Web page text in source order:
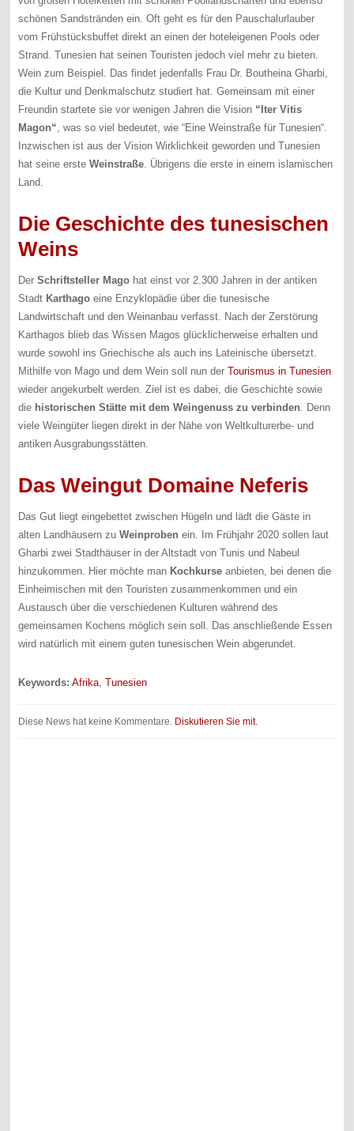
schönen Sandstränden ein. Oft geht es für den Pauschalurlauber
vom Frühstücksbuffet direkt an einen der hoteleigenen Pools oder
Strand. Tunesien hat seinen Touristen jedoch viel mehr zu bieten.
Wein zum Beispiel. Das findet jedenfalls Frau Dr. Boutheina Gharbi,
die Kultur und Denkmalschutz studiert hat. Gemeinsam mit einer
Freundin startete sie vor wenigen Jahren die Vision “Iter Vitis
Magon“, was so viel bedeutet, wie “Eine Weinstraße für Tunesien“.
Inzwischen ist aus der Vision Wirklichkeit geworden und Tunesien
hat seine ersteWeinstraße. Übrigens die erste in einem islamischen
Land.
Die Geschichte des tunesischen
Weins
DerSchriftsteller Mago hat einst vor 2.300 Jahren in der antiken
Stadt Karthago eine Enzyklopädie über die tunesische
Landwirtschaft und den Weinanbau verfasst. Nach der Zerstörung
Karthagos blieb das Wissen Magos glücklicherweise erhalten und
wurde sowohl ins Griechische als auch ins Lateinische übersetzt.
Mithilfe von Mago und dem Wein soll nun derTourismus in Tunesien
wieder angekurbelt werden. Ziel ist es dabei, die Geschichte sowie
die historischen Stätte mit dem Weingenuss zu verbinden. Denn
viele Weingüter liegen direkt in der Nähe von Weltkulturerbe- und
antiken Ausgrabungsstätten.
Das Weingut Domaine Neferis
Das Gut liegt eingebettet zwischen Hügeln und lädt die Gäste in
alten Landhäusern zuWeinproben ein. Im Frühjahr 2020 sollen laut
Gharbi zwei Stadthäuser in der Altstadt von Tunis und Nabeul
hinzukommen. Hier möchte man Kochkurse anbieten, bei denen die
Einheimischen mit den Touristen zusammenkommen und ein
Austausch über die verschiedenen Kulturen während des
gemeinsamen Kochens möglich sein soll. Das anschließende Essen
wird natürlich mit einem guten tunesischen Wein abgerundet.
Keywords: Afrika,Tunesien
Diese News hat keine Kommentare. Diskutieren Sie mit.